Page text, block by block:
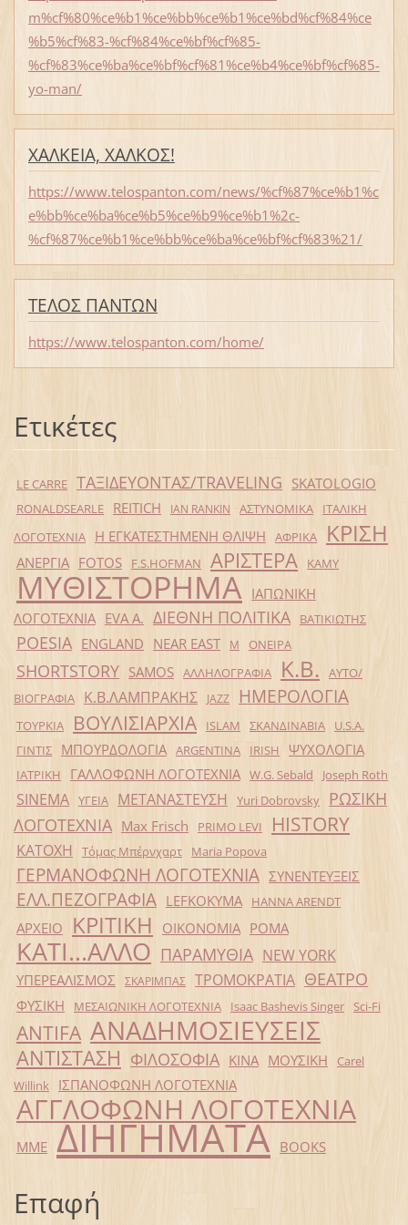
m%cf%80%ce%b1%ce%bb%ce%b1%ce%bd%cf%84%ce
%b5%cf%83-%cf%84%ce%bf%cf%85-
%cf%83%ce%ba%ce%bf%cf%81%ce%b4%ce%bf%cf%85-
yo-man/
ΧΑΛΚΕΙΑ, ΧΑΛΚΟΣ!
https://www.telospanton.com/news/%cf%87%ce%b1%c
e%bb%ce%ba%ce%b5%ce%b9%ce%b1%2c-
%cf%87%ce%b1%ce%bb%ce%ba%ce%bf%cf%83%21/
ΤΕΛΟΣ ΠΑΝΤΩΝ
https://www.telospanton.com/home/
Ετικέτες
LE CARRE ΤΑΞΙΔΕΥΟΝΤΑΣ/TRAVELING SKATOLOGIO
RONALDSEARLE REITICH IAN RANKIN ΑΣΤΥΝΟΜΙΚΑ
ΙΤΑΛΙΚΗ
ΛΟΓΟΤΕΧΝΙΑ
Η ΕΓΚΑΤΕΣΤΗΜΕΝΗ ΘΛΙΨΗ ΑΦΡΙΚΑ ΚΡΙΣΗ
ΑΝΕΡΓΙΑ FOTOS F.S.HOFMAN ΑΡΙΣΤΕΡΑ ΚΑΜΥ
ΜΥΘΙΣΤΟΡΗΜΑ ΙΑΠΩΝΙΚΗ
ΛΟΓΟΤΕΧΝΙΑ EVA Α. ΔΙΕΘΝΗ ΠΟΛΙΤΙΚΑ ΒΑΤΙΚΙΩΤΗΣ
POESIA ENGLAND NEAR EAST Μ ΟΝΕΙΡΑ
SHORTSTORY SAMOS ΑΛΛΗΛΟΓΡΑΦΙΑ Κ.Β.
ΑΥΤΟ/
ΒΙΟΓΡΑΦΙΑ
Κ.Β.ΛΑΜΠΡΑΚΗΣ JAZZ ΗΜΕΡΟΛΟΓΙΑ
ΤΟΥΡΚΙΑ ΒΟΥΛΙΣΙΑΡΧΙΑ ISLAM ΣΚΑΝΔΙΝΑΒΙΑ
U.S.A.
ΓΙΝΤΙΣ
ΜΠΟΥΡΔΟΛΟΓΙΑ ARGENTINA IRISH ΨΥΧΟΛΟΓΙΑ
ΙΑΤΡΙΚΗ ΓΑΛΛΟΦΩΝΗ ΛΟΓΟΤΕΧΝΙΑ W.G. Sebald Joseph Roth
SINEMA ΥΓΕΙΑ ΜΕΤΑΝΑΣΤΕΥΣΗ Yuri Dobrovsky
ΡΩΣΙΚΗ
ΛΟΓΟΤΕΧΝΙΑ Max Frisch PRIMO LEVI HISTORY
ΚΑΤΟΧΗ Τόμας Μπέρνχαρτ Maria Popova
ΓΕΡΜΑΝΟΦΩΝΗ ΛΟΓΟΤΕΧΝΙΑ ΣΥΝΕΝΤΕΥΞΕΙΣ
ΕΛΛ.ΠΕΖΟΓΡΑΦΙΑ LEFKOKYMA HANNA ARENDT
ΑΡΧΕΙΟ ΚΡΙΤΙΚΗ ΟΙΚΟΝΟΜΙΑ ΡΟΜΑ
ΚΑΤΙ...ΑΛΛΟ ΠΑΡΑΜΥΘΙΑ NEW YORK
ΥΠΕΡΕΑΛΙΣΜΟΣ ΣΚΑΡΙΜΠΑΣ ΤΡΟΜΟΚΡΑΤΙΑ ΘΕΑΤΡΟ
ΦΥΣΙΚΗ ΜΕΣΑΙΩΝΙΚΗ ΛΟΓΟΤΕΧΝΙΑ Isaac Bashevis Singer Sci-Fi
ANTIFA ΑΝΑΔΗΜΟΣΙΕΥΣΕΙΣ
ΑΝΤΙΣΤΑΣΗ ΦΙΛΟΣΟΦΙΑ ΚΙΝΑ ΜΟΥΣΙΚΗ
Carel
Willink
ΙΣΠΑΝΟΦΩΝΗ ΛΟΓΟΤΕΧΝΙΑ
ΑΓΓΛΟΦΩΝΗ ΛΟΓΟΤΕΧΝΙΑ
ΜΜΕ ΔΙΗΓΗΜΑΤΑ BOOKS
Επαφή